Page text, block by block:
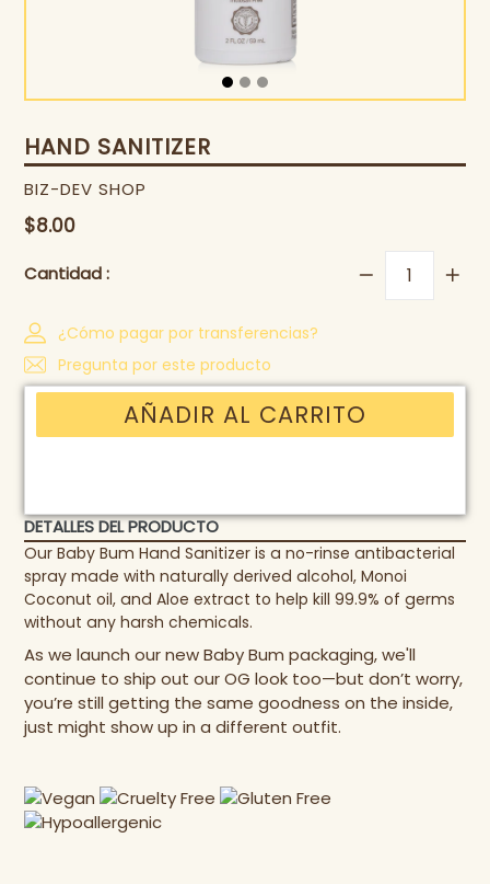
HAND SANITIZER
BIZ-DEV SHOP
Precio
$8.00
Cantidad :
¿Cómo pagar por transferencias?
Pregunta por este producto
AÑADIR AL CARRITO
DETALLES DEL PRODUCTO
Our Baby Bum Hand Sanitizer is a no-rinse antibacterial
spray made with naturally derived alcohol, Monoi
Coconut oil, and Aloe extract to help kill 99.9% of germs
without any harsh chemicals.
As we launch our new Baby Bum packaging, we'll
continue to ship out our OG look too—but don’t worry,
you’re still getting the same goodness on the inside,
just might show up in a different outfit.